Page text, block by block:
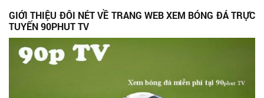
GIỚI THIỆU ĐÔI NÉT VỀ TRANG WEB XEM BÓNG ĐÁ TRỰC
TUYẾN 90PHUT TV